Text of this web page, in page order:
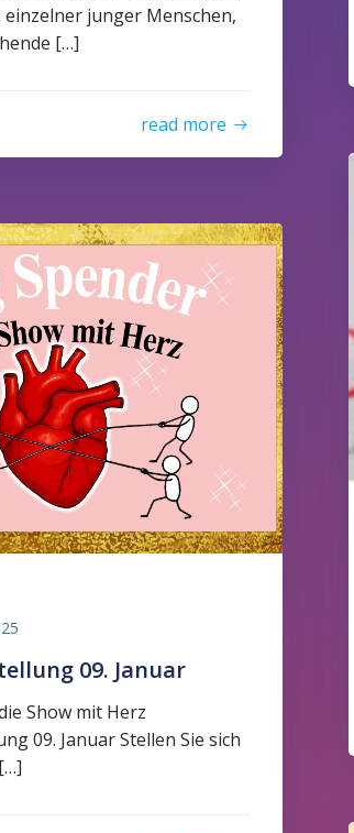
einzelner junger Menschen,
[…]
read more
09. Januar
Show mit Herz
09. Januar Stellen Sie sich